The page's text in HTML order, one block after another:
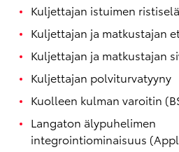
Kuljettajan istuimen
Kuljettajan ja matkustajan
Kuljettajan ja matkustajan
Kuljettajan polviturvatyyny
Kuolleen kulman varoitin
Langaton älypuhelimen
integrointiominaisuus